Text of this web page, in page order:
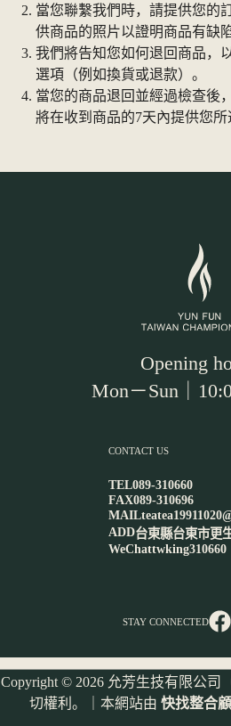
當您聯繫我們時，請提供您的
供商品的照片以證明商品有缺
我們將告知您如何退回商品，
選項（例如換貨或退款）。
當您的商品退回並經過檢查後
將在收到商品的7天內提供您所
Opening
Mon－Sun｜
CONTACT US
TEL089-310660
FAX089-310696
MAIL
ADD台東縣台東市更
WeChattwking310660
STAY CONNECTED
Copyright © 2026 允芳生技有限公司
切權利。｜本網站由快找整合